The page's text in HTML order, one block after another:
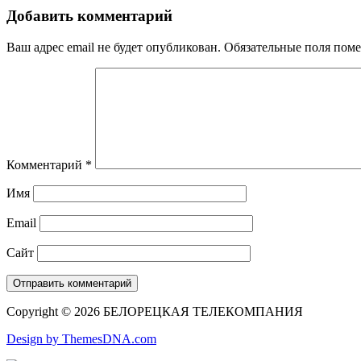
Добавить комментарий
Ваш адрес email не будет опубликован. Обязательные поля
Комментарий *
Имя
Email
Сайт
Copyright © 2026 БЕЛОРЕЦКАЯ ТЕЛЕКОМПАНИЯ
Design by ThemesDNA.com